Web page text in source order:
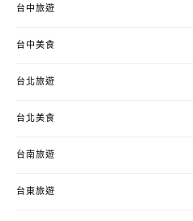
台中旅遊
台中美食
台北旅遊
台北美食
台南旅遊
台東旅遊